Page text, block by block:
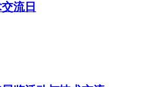
流日